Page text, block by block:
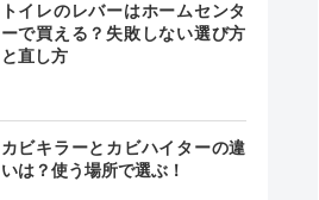
トイレのレバーはホームセンタ
ーで買える？失敗しない選び方
と直し方
カビキラーとカビハイターの違
いは？使う場所で選ぶ！